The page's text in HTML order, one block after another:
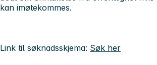
kan imøtekommes.
Link til søknadsskjema: Søk her